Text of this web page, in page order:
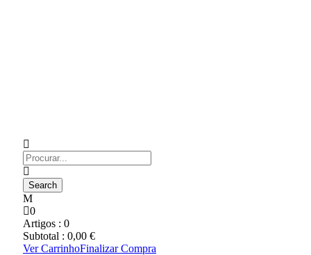
0
Artigos : 0
Subtotal : 0,00 €
Ver CarrinhoFinalizar Compra